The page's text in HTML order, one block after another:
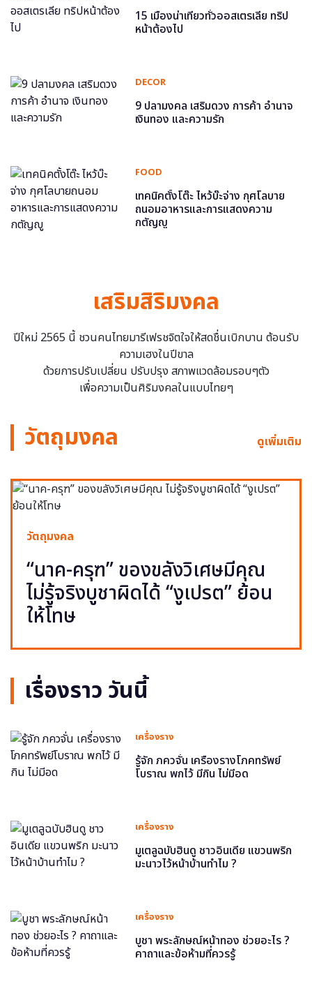
15 เมืองน่าเที่ยวทั่วออสเตรเลีย ทริป
หน้าต้องไป
DECOR
9 ปลามงคล เสริมดวง การค้า อำนาจ
เงินทอง และความรัก
FOOD
เทคนิคตั้งโต๊ะ ไหว้บ๊ะจ่าง กุศโลบาย
ถนอมอาหารและการแสดงความ
กตัญญู
เสริมสิริมงคล
ปีใหม่ 2565 นี้ ชวนคนไทยมารีเฟรชจิตใจให้สดชื่นเบิกบาน ต้อนรับ
ความเฮงในปีขาล
ด้วยการปรับเปลี่ยน ปรับปรุง สภาพแวดล้อมรอบๆตัว
เพื่อความเป็นศิริมงคลในแบบไทยๆ
วัตถุมงคล ดูเพิ่มเติม
วัตถุมงคล
“นาค-ครุฑ” ของขลังวิเศษมีคุณ
ไม่รู้จริงบูชาผิดได้ “งูเปรต” ย้อน
ให้โทษ
เรื่องราว วันนี้
เครื่องราง
รู้จัก ภควจั่น เครื่องรางโภคทรัพย์
โบราณ พกไว้ มีกิน ไม่มีอด
เครื่องราง
มูเตลูฉบับฮินดู ชาวอินเดีย แขวนพริก
มะนาวไว้หน้าบ้านทำไม ?
เครื่องราง
บูชา พระลักษณ์หน้าทอง ช่วยอะไร ?
คาถาและข้อห้ามที่ควรรู้